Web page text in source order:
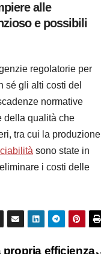
alle
e possibili
regolatorie per
sé gli alti costi del
normative
della qualità che
tra cui la produzione
sono state in
i costi delle
propria efficienza